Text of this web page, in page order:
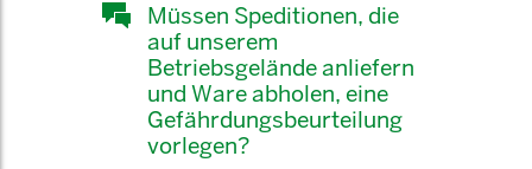
Müssen Speditionen, die
auf unserem
Betriebsgelände anliefern
und Ware abholen, eine
Gefährdungsbeurteilung
vorlegen?